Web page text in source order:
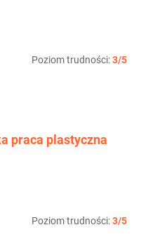
Poziom trudności:3/5
praca plastyczna
Poziom trudności:3/5